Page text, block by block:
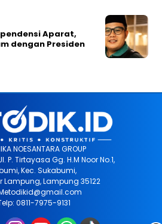
Aparat,
dengan Presiden
NOESANTARA GROUP
P. Tirtayasa Gg. H.M Noor No.1,
Kec. Sukabumi,
Lampung, Lampung 35122
0811-7975-9131